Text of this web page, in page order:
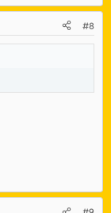
#8